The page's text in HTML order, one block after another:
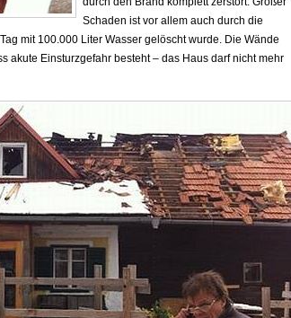
Schaden ist vor allem auch durch die
mit 100.000 Liter Wasser gelöscht wurde. Die Wände
akute Einsturzgefahr besteht – das Haus darf nicht mehr